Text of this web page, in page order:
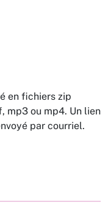
en fichiers zip
mp3 ou mp4. Un lien
par courriel.